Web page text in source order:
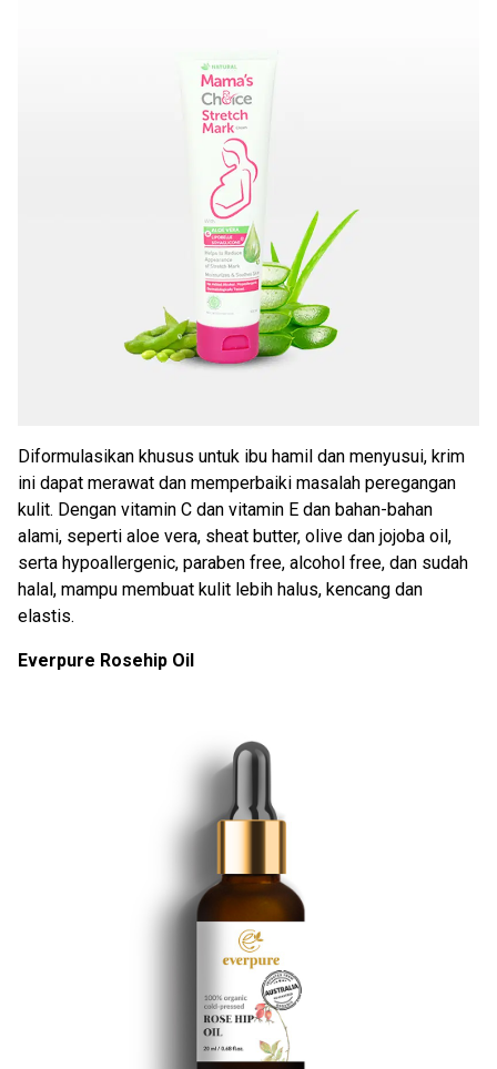
Diformulasikan khusus untuk ibu hamil dan menyusui, krim
ini dapat merawat dan memperbaiki masalah peregangan
kulit. Dengan vitamin C dan vitamin E dan bahan-bahan
alami, seperti aloe vera, sheat butter, olive dan jojoba oil,
serta hypoallergenic, paraben free, alcohol free, dan sudah
halal, mampu membuat kulit lebih halus, kencang dan
elastis.
Everpure Rosehip Oil